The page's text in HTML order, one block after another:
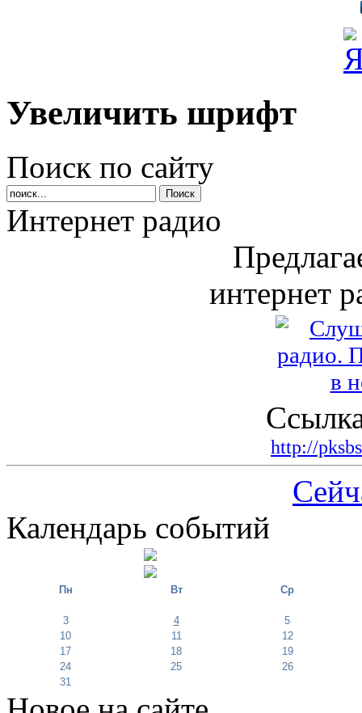
Увеличить шрифт
Поиск по сайту
Интернет радио
интернет
http://
Календарь событий
Пн Вт Ср
3 4
5
10
11
12
17
18
19
24
25
26
31